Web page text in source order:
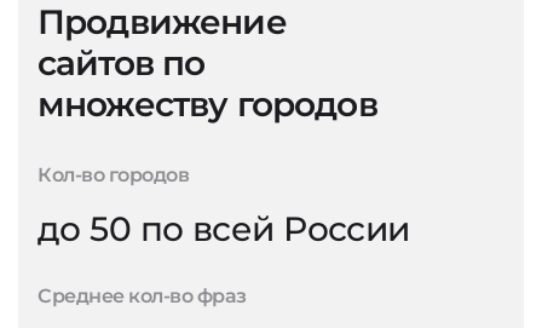
Продвижение
сайтов по
множеству городов
Кол-во городов
до 50 по всей России
Среднее кол-во фраз